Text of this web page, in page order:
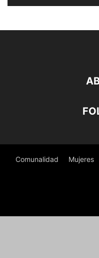
Comunalidad Mujeres